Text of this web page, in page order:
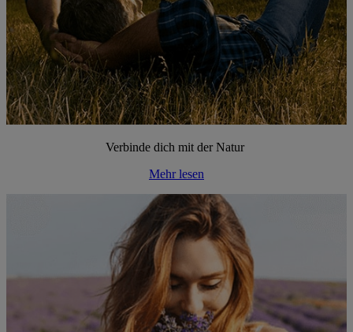
Verbinde dich mit der Natur
Mehr lesen